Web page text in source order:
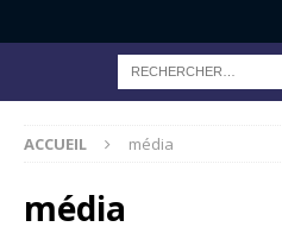
ACCUEIL média
média